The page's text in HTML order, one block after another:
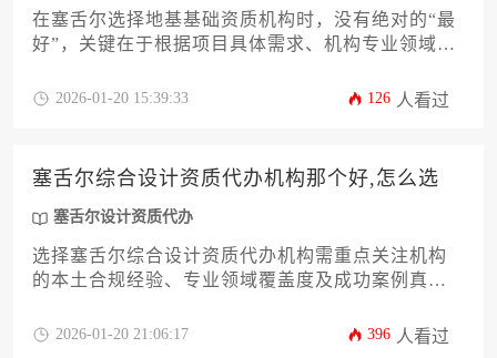
在塞舌尔选择地基基础资质机构时，没有绝对的“最
好”，关键在于根据项目具体需求、机构专业领域、
先考察机构在岛屿地质条件下的工程案例、与政府
办服务能显著降低合规风险。
2026-01-20 15:39:33 126 人看过
塞舌尔综合设计资质代办机构那个好,怎么选
塞舌尔设计资质代办
选择塞舌尔综合设计资质代办机构需重点关注机构
的本土合规经验、专业领域覆盖度及成功案例真实
质服务机构。
2026-01-20 21:06:17 396 人看过